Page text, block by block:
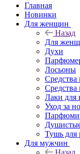
Главная
Новинки
Для женщин
Назад
Для
Духи
Лосьоны
Средства
Лаки для
Уход за
Тушь для
Для мужчин
Назад